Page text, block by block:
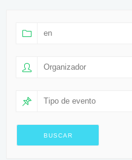
en
Organizador
Tipo de evento